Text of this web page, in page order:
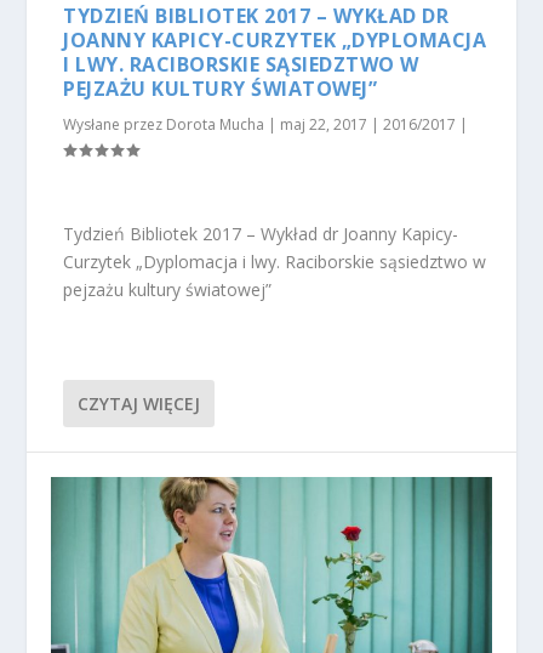
TYDZIEŃ BIBLIOTEK 2017 – WYKŁAD DR
JOANNY KAPICY-CURZYTEK „DYPLOMACJA
I LWY. RACIBORSKIE SĄSIEDZTWO W
PEJZAŻU KULTURY ŚWIATOWEJ”
Wysłane przez Dorota Mucha | maj 22, 2017 |2016/2017 |
Tydzień Bibliotek 2017 – Wykład dr Joanny Kapicy-
Curzytek „Dyplomacja i lwy. Raciborskie sąsiedztwo w
pejzażu kultury światowej”
CZYTAJ WIĘCEJ